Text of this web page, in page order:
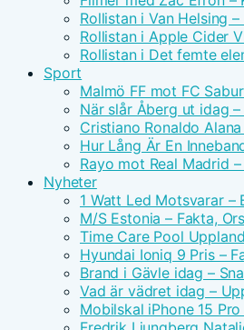
Rollistan i Van Helsing
Rollistan i Apple Cider
Rollistan i Det femte
Sport
Malmö FF mot FC
När slår Åberg ut idag
Cristiano Ronaldo
Hur Lång Är En
Rayo mot Real Madrid
Nyheter
1 Watt Led Motsvarar –
M/S Estonia – Fakta,
Time Care Pool
Hyundai Ioniq 9 Pris –
Brand i Gävle idag –
Vad är vädret idag –
Mobilskal iPhone 15